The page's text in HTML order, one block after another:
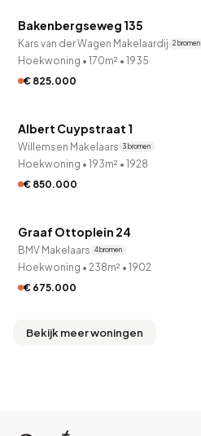
Bakenbergseweg 135
Kars van der Wagen Makelaardij 2 bronnen
Hoekwoning • 170m² • 1935
€ 825.000QUICKLANE™
Albert Cuypstraat 1
Willemsen Makelaars 3 bronnen
Hoekwoning • 193m² • 1928
€ 850.000QUICKLANE™
Graaf Ottoplein 24
BMV Makelaars 4 bronnen
Hoekwoning • 238m² • 1902
€ 675.000
Bekijk meer woningen